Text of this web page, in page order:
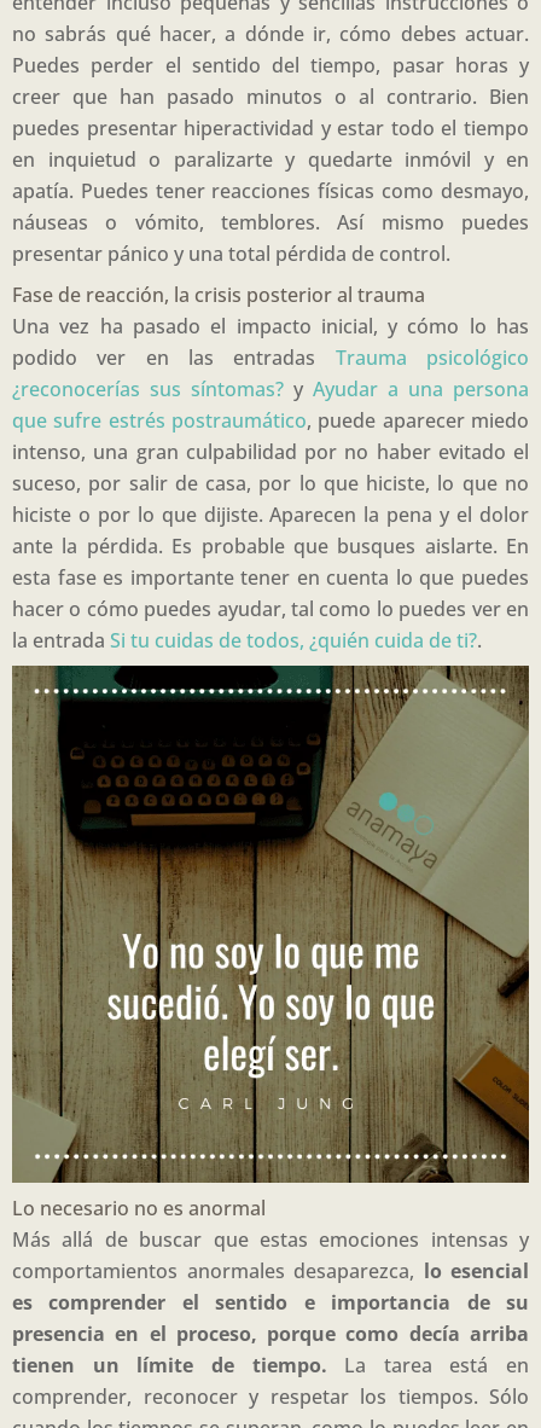
no sabrás qué hacer, a dónde ir, cómo debes actuar.
Puedes perder el sentido del tiempo, pasar horas y
creer que han pasado minutos o al contrario. Bien
puedes presentar hiperactividad y estar todo el tiempo
en inquietud o paralizarte y quedarte inmóvil y en
apatía. Puedes tener reacciones físicas como desmayo,
náuseas o vómito, temblores. Así mismo puedes
presentar pánico y una total pérdida de control.
Fase de reacción, la crisis posterior al trauma
Una vez ha pasado el impacto inicial, y cómo lo has
podido ver en las entradas Trauma psicológico
¿reconocerías sus síntomas? y Ayudar a una persona
que sufre estrés postraumático, puede aparecer miedo
intenso, una gran culpabilidad por no haber evitado el
suceso, por salir de casa, por lo que hiciste, lo que no
hiciste o por lo que dijiste. Aparecen la pena y el dolor
ante la pérdida. Es probable que busques aislarte. En
esta fase es importante tener en cuenta lo que puedes
hacer o cómo puedes ayudar, tal como lo puedes ver en
la entrada Si tu cuidas de todos, ¿quién cuida de ti?.
Lo necesario no es anormal
Más allá de buscar que estas emociones intensas y
comportamientos anormales desaparezca, lo esencial
es comprender el sentido e importancia de su
presencia en el proceso, porque como decía arriba
tienen un límite de tiempo. La tarea está en
comprender, reconocer y respetar los tiempos. Sólo